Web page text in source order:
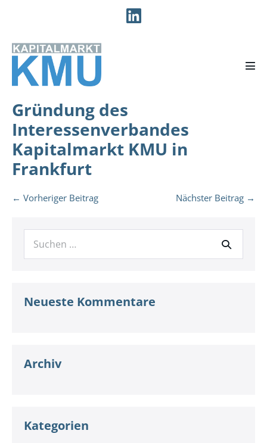
Gründung des
Interessenverbandes
Kapitalmarkt KMU in
Frankfurt
Beitragsnavigation
← Vorheriger Beitrag Nächster Beitrag →
nach:
Neueste Kommentare
Archiv
Kategorien